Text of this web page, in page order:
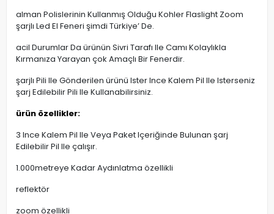
alman Polislerinin Kullanmış Olduğu Kohler Flaslight Zoom
şarjlı Led El Feneri şimdi Türkiye’ De.
acil Durumlar Da ürünün Sivri Tarafı Ile Camı Kolaylıkla
Kırmanıza Yarayan çok Amaçlı Bir Fenerdir.
şarjlı Pili Ile Gönderilen ürünü Ister Ince Kalem Pil Ile Isterseniz
şarj Edilebilir Pili Ile Kullanabilirsiniz.
ürün özellikler:
3 Ince Kalem Pil Ile Veya Paket Içeriğinde Bulunan şarj
Edilebilir Pil Ile çalışır.
1.000metreye Kadar Aydınlatma özellikli
reflektör
zoom özellikli